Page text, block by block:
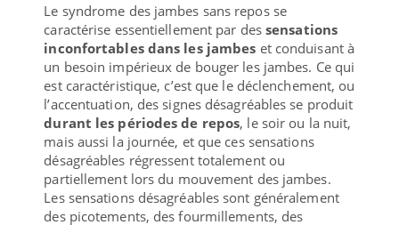
Le syndrome des jambes sans repos se
caractérise essentiellement par des sensations
inconfortables dans les jambes et conduisant à
un besoin impérieux de bouger les jambes. Ce qui
est caractéristique, c’est que le déclenchement, ou
l’accentuation, des signes désagréables se produit
durant les périodes de repos, le soir ou la nuit,
mais aussi la journée, et que ces sensations
désagréables régressent totalement ou
partiellement lors du mouvement des jambes.
Les sensations désagréables sont généralement
des picotements, des fourmillements, des